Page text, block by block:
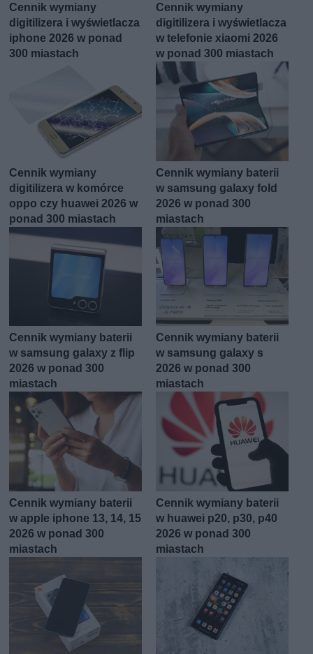
Cennik wymiany
digitilizera i wyświetlacza
iphone 2026 w ponad
300 miastach
Cennik wymiany
digitilizera i wyświetlacza
w telefonie xiaomi 2026
w ponad 300 miastach
Cennik wymiany
digitilizera w komórce
oppo czy huawei 2026 w
ponad 300 miastach
Cennik wymiany baterii
w samsung galaxy fold
2026 w ponad 300
miastach
Cennik wymiany baterii
w samsung galaxy z flip
2026 w ponad 300
miastach
Cennik wymiany baterii
w samsung galaxy s
2026 w ponad 300
miastach
Cennik wymiany baterii
w apple iphone 13, 14, 15
2026 w ponad 300
miastach
Cennik wymiany baterii
w huawei p20, p30, p40
2026 w ponad 300
miastach